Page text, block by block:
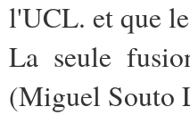
l'UCL. et que
La seule
(Miguel Souto